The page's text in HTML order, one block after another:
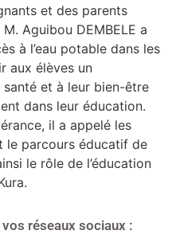
et des parents
Aguibou DEMBELE a
à l’eau potable dans les
aux élèves un
et à leur bien-être
dans leur éducation.
il a appelé les
le parcours éducatif de
le rôle de l’éducation
réseaux sociaux :